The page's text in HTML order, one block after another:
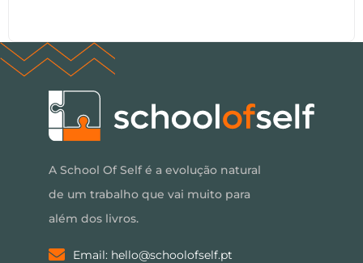
A School Of Self é a evolução natural
de um trabalho que vai muito para
além dos livros.
Email: hello@schoolofself.pt